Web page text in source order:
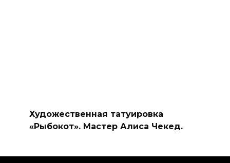
Художественная татуировка
«Рыбокот». Мастер Алиса Чекед.